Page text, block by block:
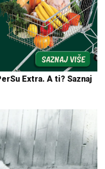
Extra. A ti? Saznaj